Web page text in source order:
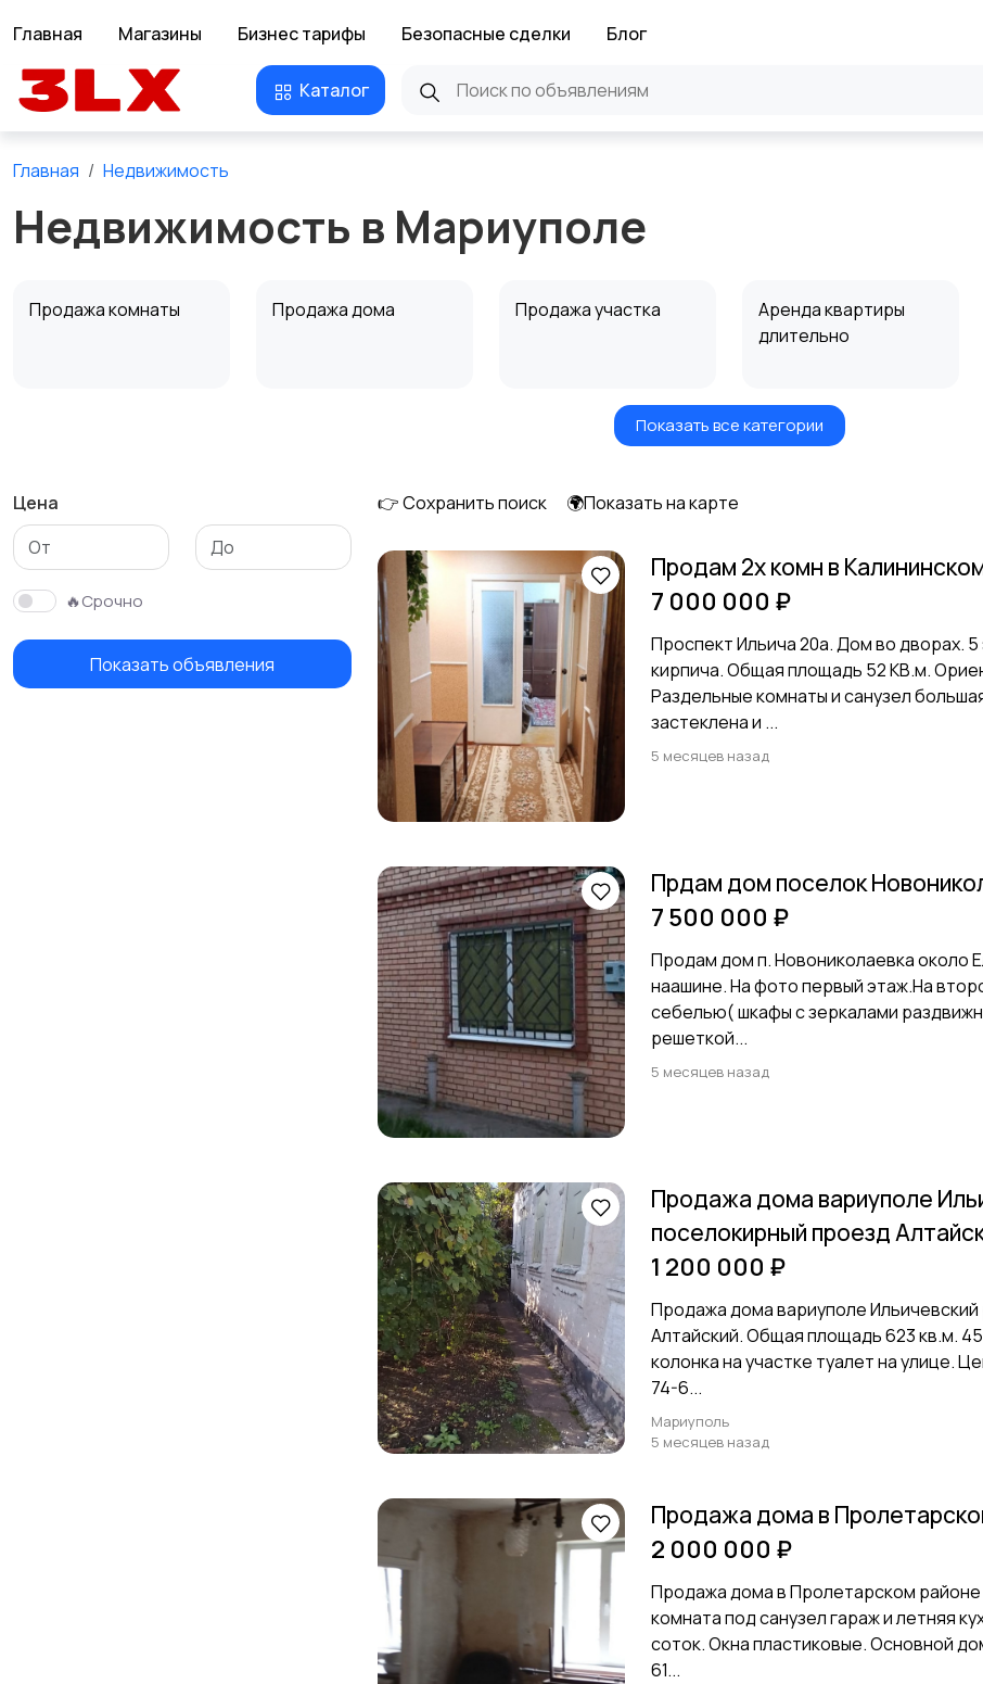
Главная Магазины Бизнес тарифы Безопасные сделки Блог
Каталог
Главная Недвижимость
Недвижимость в Мариуполе
Продажа комнаты Продажа дома Продажа участка
Аренда квартиры
длительно
Аренда дома
Коммерческая
Показать все категории
Цена
🔥Срочно
Показать объявления
👉 Сохранить поиск 🌍Показать на карте
Продам 2х комн в
7 000 000 ₽
Проспект Ильича 20а. Дом во дворах. 5
кирпича. Общая площадь 52 КВ.м.
Раздельные комнаты и санузел
застеклена и ...
5 месяцев назад
Прдам дом поселок
7 500 000 ₽
Продам дом п. Новониколаевка около
наашине. На фото первый этаж.На
себелью( шкафы с зеркалами
решеткой...
5 месяцев назад
Продажа дома вариуполе
поселокирный проезд
1 200 000 ₽
Продажа дома вариуполе
Алтайский. Общая площадь 623 кв.м.
колонка на участке туалет на улице.
74-6...
Мариуполь
5 месяцев назад
Продажа дома в
2 000 000 ₽
Продажа дома в Пролетарском районе
комната под санузел гараж и летняя
соток. Окна пластиковые. Основной
61...